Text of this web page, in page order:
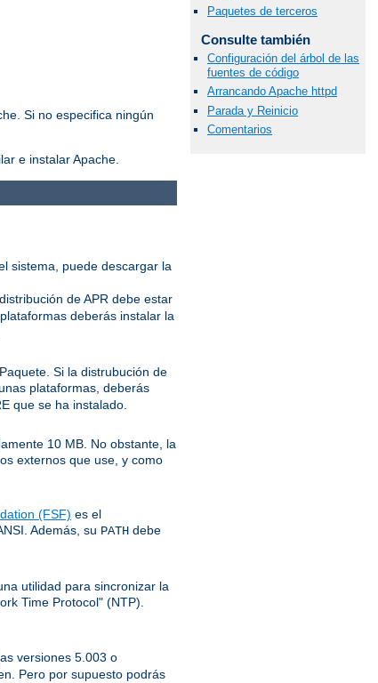
Paquetes de terceros
Consulte también
Configuración del árbol de las
fuentes de código
Arrancando Apache httpd
Parada y Reinicio
Comentarios
Si no especifica ningún
e instalar Apache.
sistema, puede descargar la
de APR debe estar
plataformas deberás instalar la
Si la distrubución de
plataformas, deberás
que se ha instalado.
10 MB. No obstante, la
externos que use, y como
(FSF) es el
Además, su PATH debe
utilidad para sincronizar la
Time Protocol" (NTP).
versiones 5.003 o
Pero por supuesto podrás